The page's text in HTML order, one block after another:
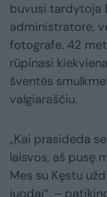
buvusi tardytoja
administratore,
fotografe. 42
rūpinasi
šventės
valgiaraščiu.
„Kai prasideda
laisvos, aš pusę
Mes su Kęstu
juodai“, –